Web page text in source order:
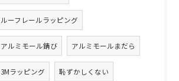
ルーフレールラッピング
アルミモール錆び アルミモールまだら
3Mラッピング 恥ずかしくない